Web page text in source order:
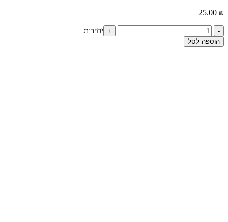
25.00 ₪
-
כמות
של
עוגיות
+ יחידות
הוספה לסל